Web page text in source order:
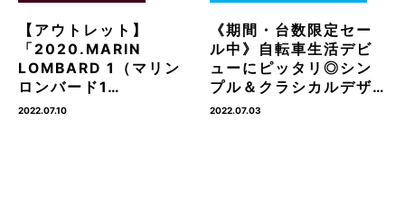
【アウトレット】
「2020.MARIN
LOMBARD 1（マリン
ロンバード1…
2022.07.10
《期間・台数限定セー
ル中》自転車生活デビ
ューにピッタリ◎シン
プル＆クラシカルデザ…
2022.07.03